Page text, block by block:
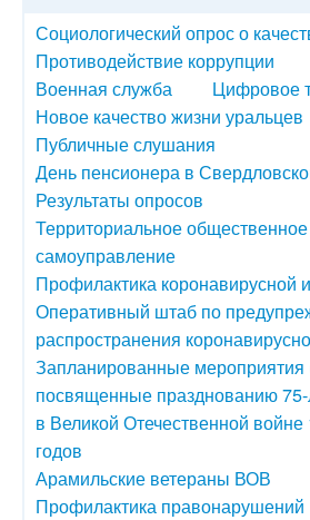
Социологический опрос о
Противодействие коррупции
Военная служба
Цифровое
Новое качество жизни уральцев
Публичные слушания
День пенсионера в
Результаты опросов
Территориальное общественное
самоуправление
Профилактика коронавирусной
Оперативный штаб по
распространения
Запланированные мероприятия
посвященные празднованию
в Великой Отечественной
годов
Арамильские ветераны ВОВ
Профилактика правонарушений